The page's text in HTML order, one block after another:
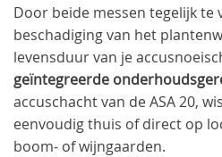
Door beide messen tegelijk te
beschadiging van het
levensduur van je
geïntegreerde
accuschacht van de ASA 20,
eenvoudig thuis of direct op
boom- of wijngaarden.